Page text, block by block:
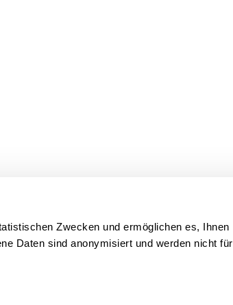
Zwecken und ermöglichen es, Ihnen
Daten sind anonymisiert und werden nicht für